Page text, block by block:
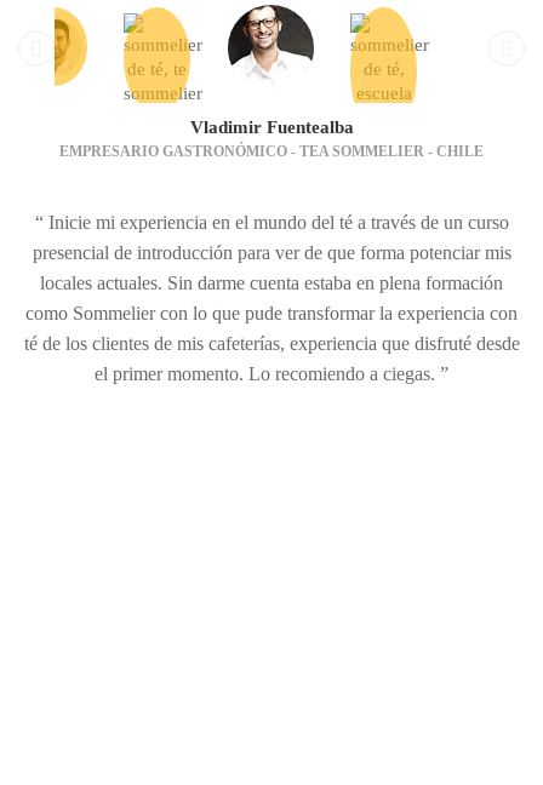
Vladimir Fuentealba
EMPRESARIO GASTRONÓMICO - TEA SOMMELIER - CHILE
“ Inicie mi experiencia en el mundo del té a través de un curso
presencial de introducción para ver de que forma potenciar mis
locales actuales. Sin darme cuenta estaba en plena formación
como Sommelier con lo que pude transformar la experiencia con
té de los clientes de mis cafeterías, experiencia que disfruté desde
el primer momento. Lo recomiendo a ciegas. ”